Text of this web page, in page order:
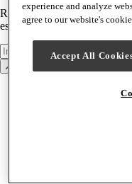
Reciba semanalmente
especiales.
Boletín
Financiación
experience and analyze
agree to our website's
Accept All